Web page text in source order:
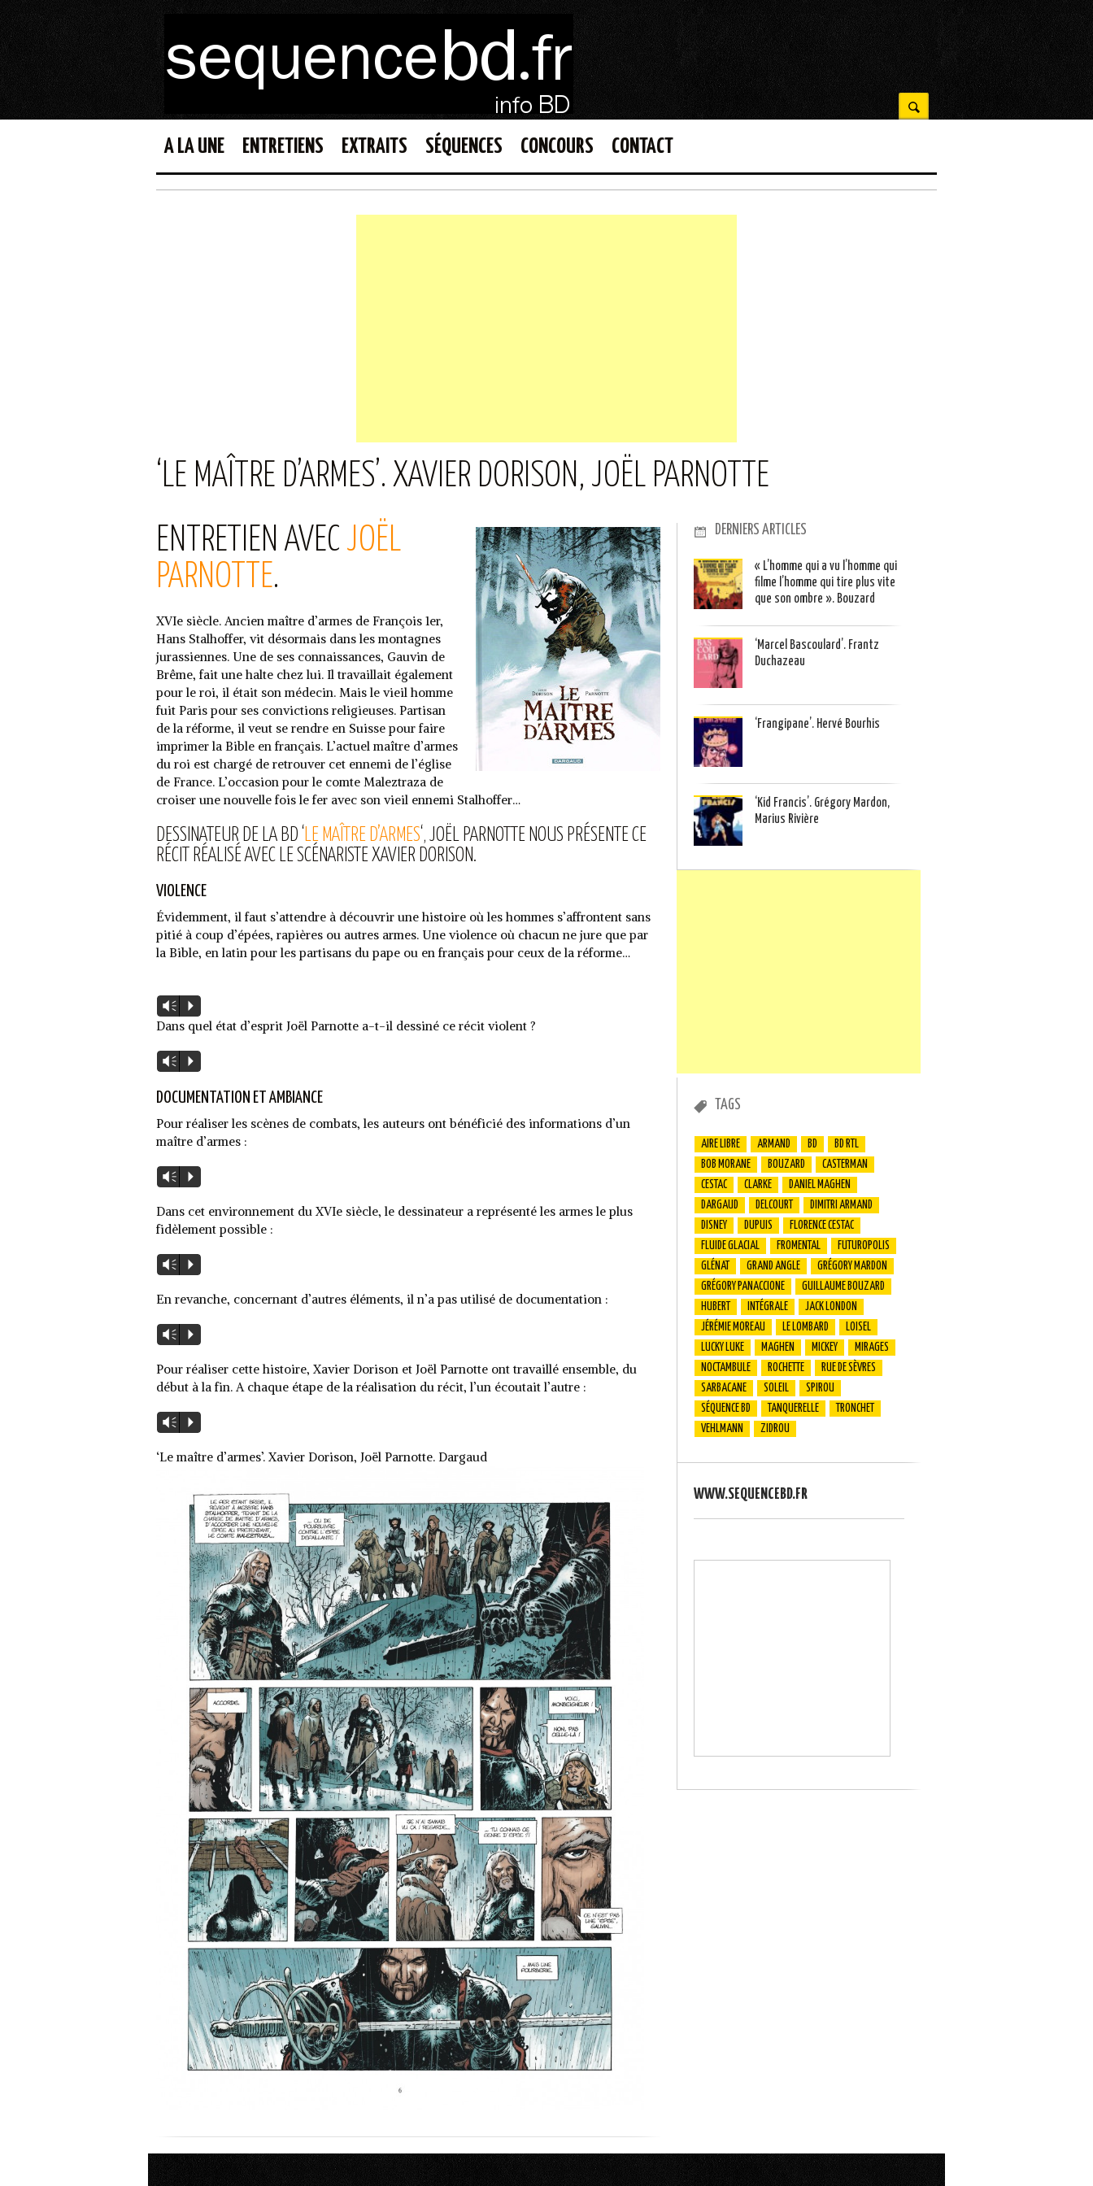
A LA UNE ENTRETIENS EXTRAITS SÉQUENCES CONCOURS CONTACT
‘LE MAÎTRE D’ARMES’. XAVIER DORISON, JOËL PARNOTTE
ENTRETIEN AVEC JOËL
PARNOTTE.
XVIe siècle. Ancien maître d’armes de François 1er,
Hans Stalhoffer, vit désormais dans les montagnes
jurassiennes. Une de ses connaissances, Gauvin de
Brême, fait une halte chez lui. Il travaillait également
pour le roi, il était son médecin. Mais le vieil homme
fuit Paris pour ses convictions religieuses. Partisan
de la réforme, il veut se rendre en Suisse pour faire
imprimer la Bible en français. L’actuel maître d’armes
du roi est chargé de retrouver cet ennemi de l’église
de France. L’occasion pour le comte Maleztraza de
croiser une nouvelle fois le fer avec son vieil ennemi Stalhoffer…
DESSINATEUR DE LA BD ‘ LE MAÎTRE D’ARMES ‘, JOËL PARNOTTE NOUS PRÉSENTE CE
RÉCIT RÉALISÉ AVEC LE SCÉNARISTE XAVIER DORISON.
VIOLENCE
Évidemment, il faut s’attendre à découvrir une histoire où les hommes s’affrontent sans
pitié à coup d’épées, rapières ou autres armes. Une violence où chacun ne jure que par
la Bible, en latin pour les partisans du pape ou en français pour ceux de la réforme…
Lecteur
audio
Vm P
Dans quel état d’esprit Joël Parnotte a-t-il dessiné ce récit violent ?
Lecteur
audio
Vm P
DOCUMENTATION ET AMBIANCE
Pour réaliser les scènes de combats, les auteurs ont bénéficié des informations d’un
maître d’armes :
Lecteur
audio
Vm P
Dans cet environnement du XVIe siècle, le dessinateur a représenté les armes le plus
fidèlement possible :
Lecteur
audio
Vm P
En revanche, concernant d’autres éléments, il n’a pas utilisé de documentation :
Lecteur
audio
Vm P
Pour réaliser cette histoire, Xavier Dorison et Joël Parnotte ont travaillé ensemble, du
début à la fin. A chaque étape de la réalisation du récit, l’un écoutait l’autre :
Lecteur
audio
Vm P
‘Le maître d’armes’. Xavier Dorison, Joël Parnotte. Dargaud
DERNIERS ARTICLES
« L’homme qui a vu l’homme qui
filme l’homme qui tire plus vite
que son ombre ». Bouzard
‘Marcel Bascoulard’. Frantz
Duchazeau
‘Frangipane’. Hervé Bourhis
‘Kid Francis’. Grégory Mardon,
Marius Rivière
TAGS
AIRE LIBRE ARMAND BD
BD RTL
BOB MORANE
BOUZARD
CASTERMAN
CESTAC
CLARKE
DANIEL MAGHEN
DARGAUD
DELCOURT
DIMITRI ARMAND
DISNEY
DUPUIS
FLORENCE CESTAC
FLUIDE GLACIAL
FROMENTAL
FUTUROPOLIS
GLÉNAT
GRAND ANGLE
GRÉGORY MARDON
GRÉGORY PANACCIONE
GUILLAUME BOUZARD
HUBERT
INTÉGRALE
JACK LONDON
JÉRÉMIE MOREAU
LE LOMBARD
LOISEL
LUCKY LUKE
MAGHEN MICKEY
MIRAGES
NOCTAMBULE
ROCHETTE
RUE DE SÈVRES
SARBACANE
SOLEIL
SPIROU
SÉQUENCE BD
TANQUERELLE
TRONCHET
VEHLMANN
ZIDROU
WWW.SEQUENCEBD.FR